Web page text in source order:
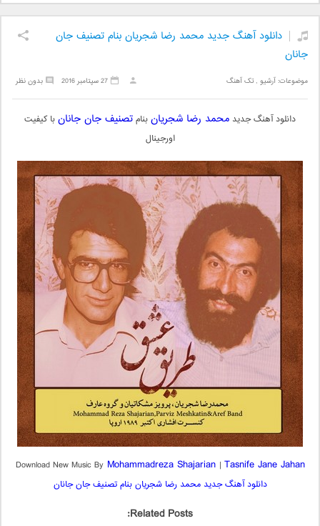
دانلود آهنگ جدید محمد رضا شجریان بنام تصنیف جان
جانان
موضوعات:آرشیو ,تک آهنگ بدون نظر 27 سپتامبر 2016
دانلود آهنگ جدید محمد رضا شجریانبنامتصنیف جان جانانبا کیفیت
اورجینال
Download New Music ByMohammadreza Shajarian | Tasnife Jane Jahan
دانلود آهنگ جدید محمد رضا شجریان بنام تصنیف جان جانان
Related Posts: